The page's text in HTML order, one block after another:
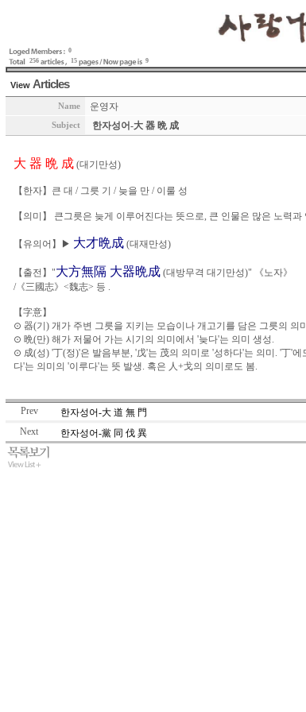
0
256
15 9
View Articles
Name 운영자
Subject 한자성어-大 器 晩 成
大 器 晩 成 (대기만성)
【한자】큰 대 / 그릇 기 / 늦을 만 / 이룰 성
【의미】 큰그릇은 늦게 이루어진다는 뜻으로, 큰 인물은 많은 노력
【유의어】▶ 大才晩成 (대재만성)
【출전】"大方無隔 大器晩成 (대방무격 대기만성)" 《노자》
/《三國志》<魏志> 등 .
【字意】
⊙ 器(기) 개가 주변 그릇을 지키는 모습이나 개고기를 담은 그릇의 의
⊙ 晩(만) 해가 저물어 가는 시기의 의미에서 '늦다'는 의미 생성.
⊙ 成(성) '丁(정)'은 발음부분, '戊'는 茂의 의미로 '성하다'는 의미. '丁'
다'는 의미의 '이루다'는 뜻 발생. 혹은 人+戈의 의미로도 봄.
Prev 한자성어-大 道 無 門
Next
한자성어-黨 同 伐 異